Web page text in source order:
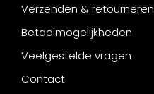
Verzenden & retourneren
Betaalmogelijkheden
Veelgestelde vragen
Contact